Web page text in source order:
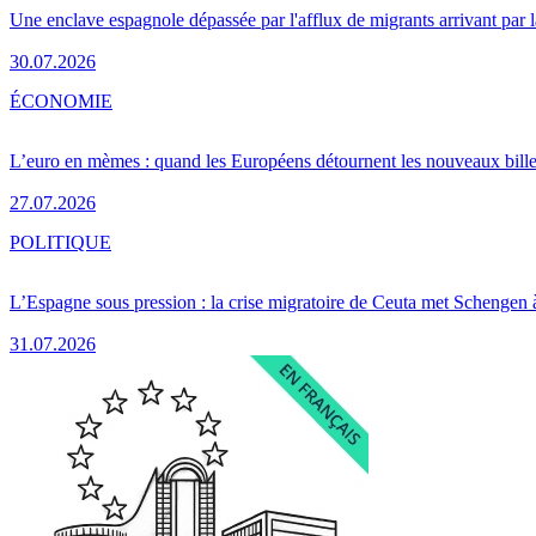
Une enclave espagnole dépassée par l'afflux de migrants arrivant par
30.07.2026
L’euro en mèmes : quand les Européens détournent les nouveaux
27.07.2026
ÉCONOMIE
L’Espagne sous pression : la crise migratoire de Ceuta met Schengen
31.07.2026
POLITIQUE